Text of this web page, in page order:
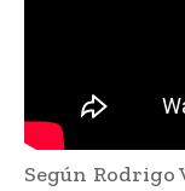
Según Rodrigo